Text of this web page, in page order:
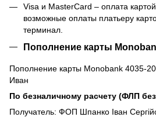
Visa и MasterCard – оплата
возможные оплаты платьеру
терминал.
Пополнение карты
Пополнение карты Monobank 4035-
Иван
По безналичному расчету (ФЛП
Получатель: ФОП Шпанко Іван